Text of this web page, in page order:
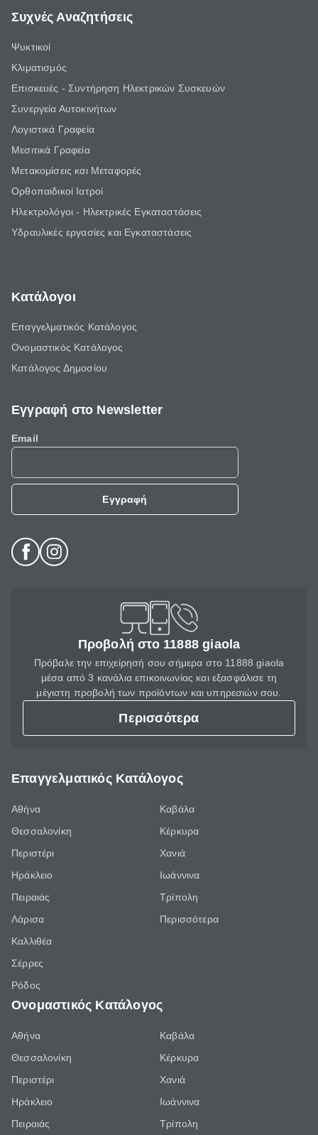
Συχνές Αναζητήσεις
Ψυκτικοί
Κλιματισμός
Επισκευές - Συντήρηση Ηλεκτρικών Συσκευών
Συνεργεία Αυτοκινήτων
Λογιστικά Γραφεία
Μεσιτικά Γραφεία
Μετακομίσεις και Μεταφορές
Ορθοπαιδικοί Ιατροί
Ηλεκτρολόγοι - Ηλεκτρικές Εγκαταστάσεις
Υδραυλικές εργασίες και Εγκαταστάσεις
Κατάλογοι
Επαγγελματικός Κατάλογος
Ονομαστικός Κατάλογος
Κατάλογος Δημοσίου
Εγγραφή στο Newsletter
Email
Εγγραφή
Προβολή στο 11888 giaola
Πρόβαλε την επιχείρησή σου σήμερα στο 11888 giaola
μέσα από 3 κανάλια επικοινωνίας και εξασφάλισε τη
μέγιστη προβολή των προϊόντων και υπηρεσιών σου.
Περισσότερα
Επαγγελματικός Κατάλογος
Αθήνα
Θεσσαλονίκη
Περιστέρι
Ηράκλειο
Πειραιάς
Λάρισα
Καλλιθέα
Σέρρες
Ρόδος
Καβάλα
Κέρκυρα
Χανιά
Ιωάννινα
Τρίπολη
Περισσότερα
Ονομαστικός Κατάλογος
Αθήνα
Θεσσαλονίκη
Περιστέρι
Ηράκλειο
Πειραιάς
Καβάλα
Κέρκυρα
Χανιά
Ιωάννινα
Τρίπολη